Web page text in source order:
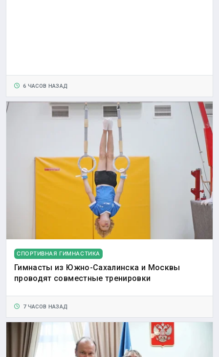
6 ЧАСОВ НАЗАД
СПОРТИВНАЯ ГИМНАСТИКА
Гимнасты из Южно-Сахалинска и Москвы
проводят совместные тренировки
7 ЧАСОВ НАЗАД